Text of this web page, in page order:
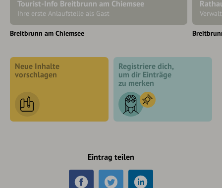
Tourist-Info Breitbrunn am Chiemsee
Ihre erste Anlaufstelle als Gast
Breitbrunn am Chiemsee
Neue Inhalte
vorschlagen
Registriere dich,
um dir Einträge
zu merken
Eintrag teilen